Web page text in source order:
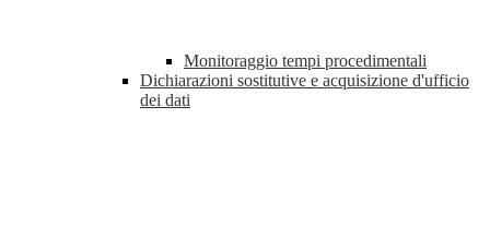
Monitoraggio tempi procedimentali
Dichiarazioni sostitutive e acquisizione d'ufficio
dei dati